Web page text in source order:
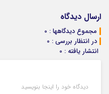
خانگی
ارسال دیدگاه
مجموع دیدگاهها : 0
در انتظار بررسی : 0
انتشار یافته : 0
دیدگاه خود را اینجا بنویسید